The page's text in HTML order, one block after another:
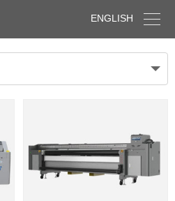
ENGLISH 